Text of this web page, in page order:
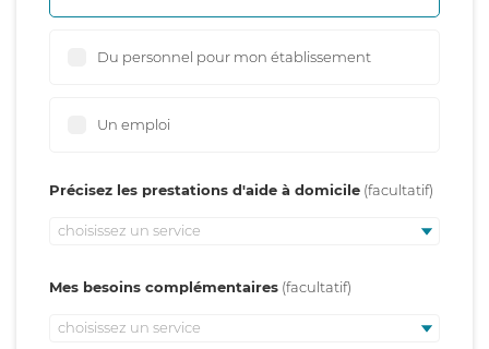
Du personnel pour mon établissement
Un emploi
Précisez les prestations d'aide à domicile
choisissez un service
Mes besoins complémentaires
choisissez un service